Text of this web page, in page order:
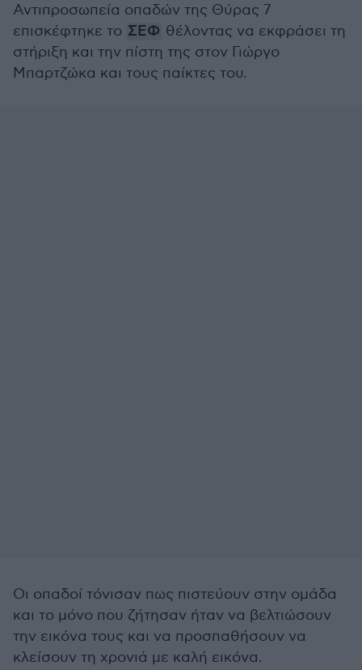
Αντιπροσωπεία οπαδών της Θύρας 7
επισκέφτηκε το ΣΕΦ θέλοντας να εκφράσει τη
στήριξη και την πίστη της στον Γιώργο
Μπαρτζώκα και τους παίκτες του.
Οι οπαδοί τόνισαν πως πιστεύουν στην ομάδα
και το μόνο που ζήτησαν ήταν να βελτιώσουν
την εικόνα τους και να προσπαθήσουν να
κλείσουν τη χρονιά με καλή εικόνα.